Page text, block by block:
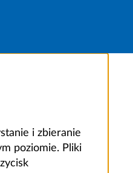
i zbieranie
poziomie. Pliki